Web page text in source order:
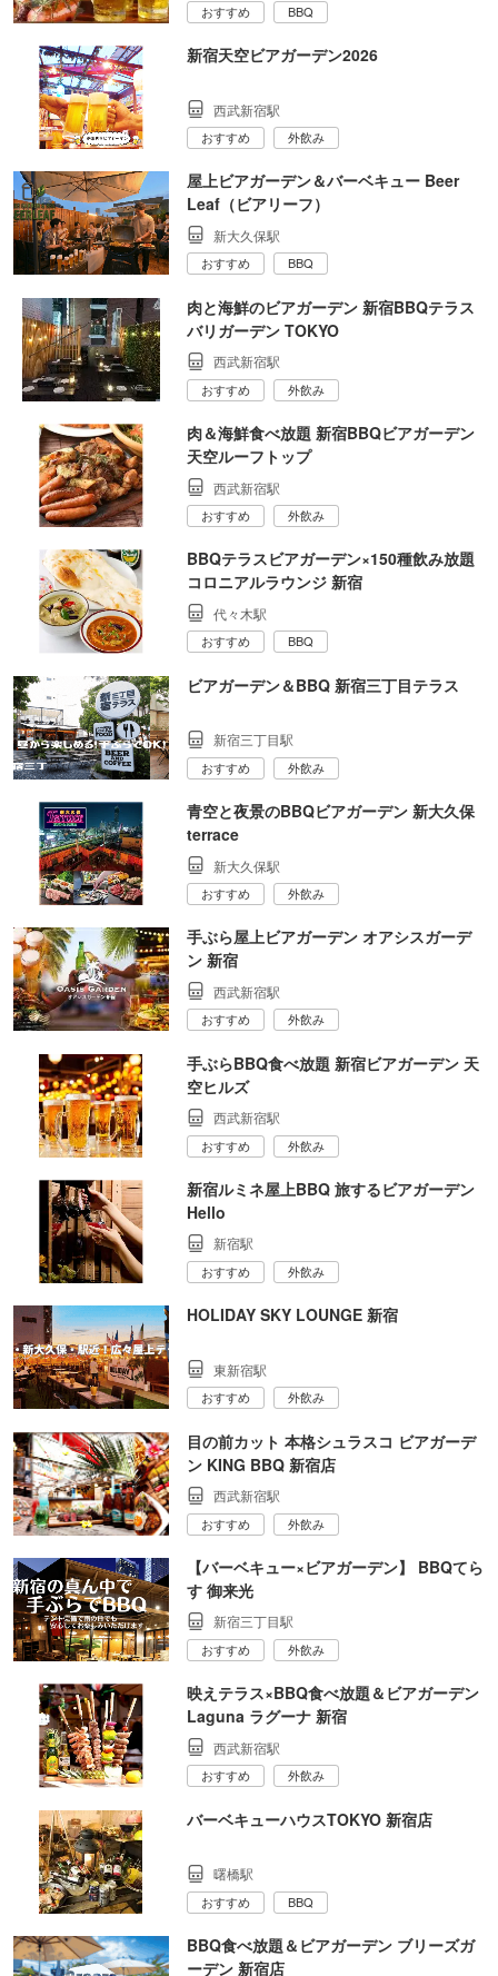
おすすめ BBQ
新宿天空ビアガーデン2026
西武新宿駅
おすすめ 外飲み
屋上ビアガーデン＆バーベキュー Beer
Leaf（ビアリーフ）
新大久保駅
おすすめ BBQ
肉と海鮮のビアガーデン 新宿BBQテラス
バリガーデン TOKYO
西武新宿駅
おすすめ 外飲み
肉＆海鮮食べ放題 新宿BBQビアガーデン
天空ルーフトップ
西武新宿駅
おすすめ 外飲み
BBQテラスビアガーデン×150種飲み放題
コロニアルラウンジ 新宿
代々木駅
おすすめ BBQ
ビアガーデン＆BBQ 新宿三丁目テラス
新宿三丁目駅
おすすめ 外飲み
青空と夜景のBBQビアガーデン 新大久保
terrace
新大久保駅
おすすめ 外飲み
手ぶら屋上ビアガーデン オアシスガーデ
ン 新宿
西武新宿駅
おすすめ 外飲み
手ぶらBBQ食べ放題 新宿ビアガーデン 天
空ヒルズ
西武新宿駅
おすすめ 外飲み
新宿ルミネ屋上BBQ 旅するビアガーデン
Hello
新宿駅
おすすめ 外飲み
HOLIDAY SKY LOUNGE 新宿
東新宿駅
おすすめ 外飲み
目の前カット 本格シュラスコ ビアガーデ
ン KING BBQ 新宿店
西武新宿駅
おすすめ 外飲み
【バーベキュー×ビアガーデン】 BBQてら
す 御来光
新宿三丁目駅
おすすめ 外飲み
映えテラス×BBQ食べ放題＆ビアガーデン
Laguna ラグーナ 新宿
西武新宿駅
おすすめ 外飲み
バーベキューハウスTOKYO 新宿店
曙橋駅
おすすめ BBQ
BBQ食べ放題＆ビアガーデン ブリーズガ
ーデン 新宿店